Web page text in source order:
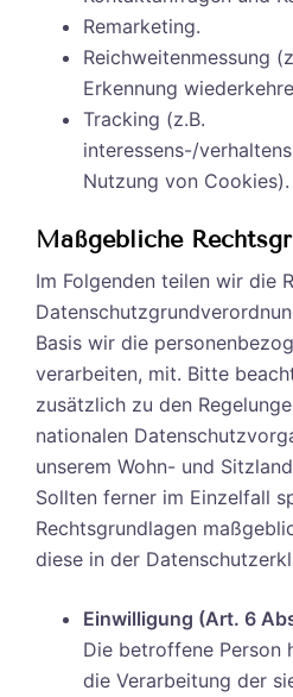
Remarketing.
Reichweitenmessung
Erkennung
Tracking (z.B.
interessens-/
Nutzung von Cookies).
Maßgebliche
Im Folgenden teilen wir die
Basis wir die
verarbeiten, mit. Bitte
zusätzlich zu den
nationalen
unserem Wohn- und
Sollten ferner im Einzelfall
Rechtsgrundlagen
diese in der
Einwilligung (Art. 6
Die betroffene Person
die Verarbeitung der